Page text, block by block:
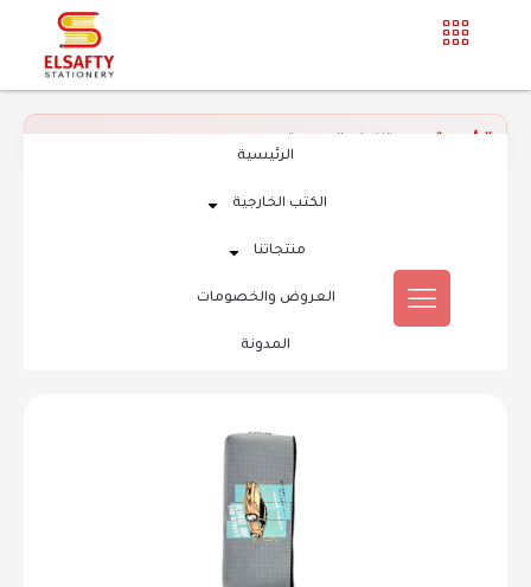
الرئيسية
الكتب الخارجية
منتجاتنا
العروض والخصومات
المدونة